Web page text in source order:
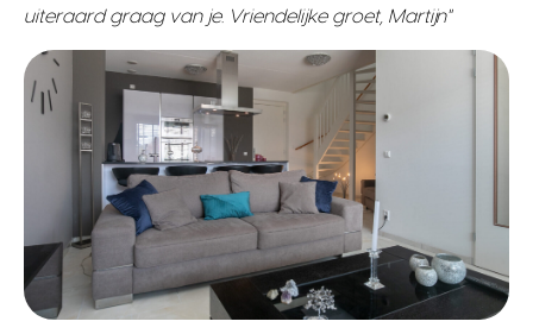
uiteraard graag van je. Vriendelijke groet, Martijn"